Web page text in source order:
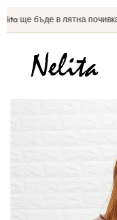
ще бъде в лятна почивка.